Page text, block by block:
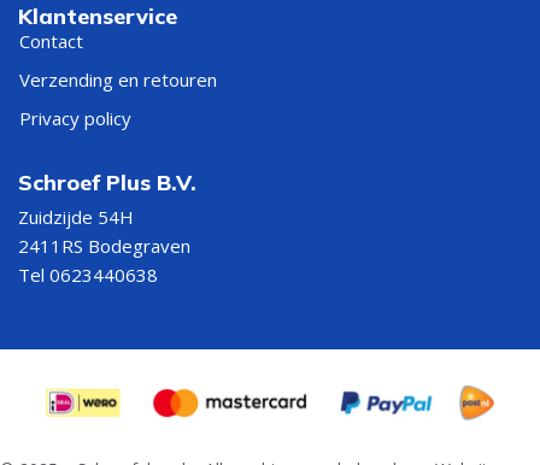
Klantenservice
Contact
Verzending en retouren
Privacy policy
Schroef Plus B.V.
Zuidzijde 54H
2411RS Bodegraven
Tel 0623440638